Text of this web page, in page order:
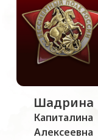
Шадрина
Капиталина
Алексеевна